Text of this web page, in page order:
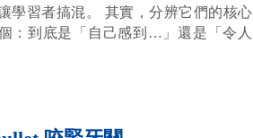
學習者搞混。 其實，分辨它們的核心
：到底是「自己感到…」還是「令人